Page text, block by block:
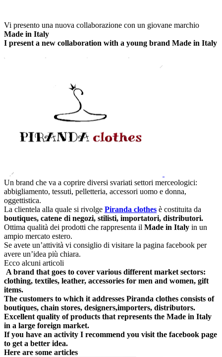
Vi presento una nuova collaborazione con un giovane marchio
Made in Italy
I present a new collaboration with a young brand Made in Italy
Un brand che va a coprire diversi svariati settori merceologici:
abbigliamento, tessuti, pelletteria, accessori uomo e donna,
oggettistica.
La clientela alla quale si rivolge Piranda clothes è costituita da
boutiques, catene di negozi, stilisti, importatori, distributori.
Ottima qualità dei prodotti che rappresenta il Made in Italy in un
ampio mercato estero.
Se avete un’attività vi consiglio di visitare la pagina facebook per
avere un’idea più chiara.
Ecco alcuni articoli
A brand that goes to cover various different market sectors:
clothing, textiles, leather, accessories for men and women, gift
items.
The customers to which it addresses Piranda clothes consists of
boutiques, chain stores, designers,importers, distributors.
Excellent quality of products that represents the Made in Italy
in a large foreign market.
If you have an activity I recommend you visit the facebook page
to get a better idea.
Here are some articles